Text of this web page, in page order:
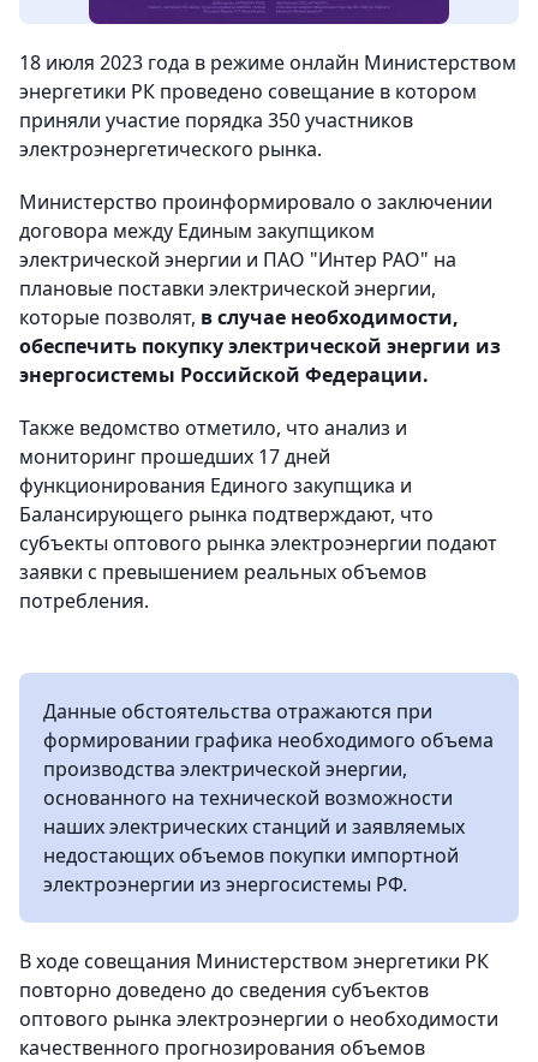
18 июля 2023 года в режиме онлайн Министерством
энергетики РК проведено совещание в котором
приняли участие порядка 350 участников
электроэнергетического рынка.
Министерство проинформировало о заключении
договора между Единым закупщиком
электрической энергии и ПАО "Интер РАО" на
плановые поставки электрической энергии,
которые позволят, в случае необходимости,
обеспечить покупку электрической энергии из
энергосистемы Российской Федерации.
Также ведомство отметило, что анализ и
мониторинг прошедших 17 дней
функционирования Единого закупщика и
Балансирующего рынка подтверждают, что
субъекты оптового рынка электроэнергии подают
заявки с превышением реальных объемов
потребления.
Данные обстоятельства отражаются при
формировании графика необходимого объема
производства электрической энергии,
основанного на технической возможности
наших электрических станций и заявляемых
недостающих объемов покупки импортной
электроэнергии из энергосистемы РФ.
В ходе совещания Министерством энергетики РК
повторно доведено до сведения субъектов
оптового рынка электроэнергии о необходимости
качественного прогнозирования объемов